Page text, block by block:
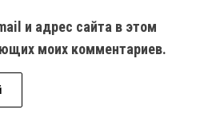
и адрес сайта в этом
моих комментариев.